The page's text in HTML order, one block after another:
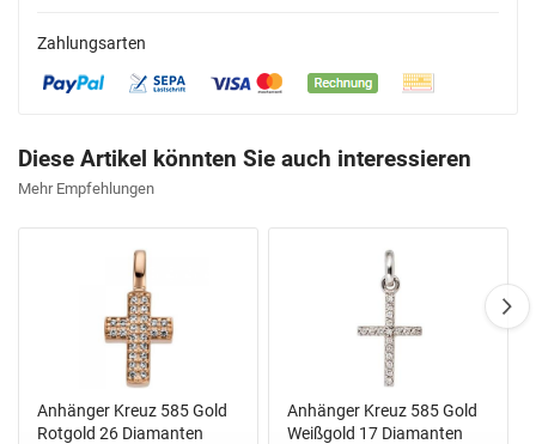
Zahlungsarten
Diese Artikel könnten Sie auch interessieren
Mehr Empfehlungen
Anhänger Kreuz 585 Gold
Rotgold 26 Diamanten
Anhänger Kreuz 585 Gold
Weißgold 17 Diamanten